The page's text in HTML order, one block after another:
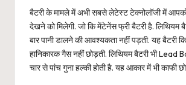
बैटरी के मामले में अभी सबसे लेटेस्ट टेक्नोलॉजी में
देखने को मिलेगी. जो कि मेंटेनेंस फ्री बैटरी है. लिथियम
बार पानी डालने की आवश्यकता नहीं पड़ती. यह बैटरी
हानिकारक गैस नहीं छोड़ती. लिथियम बैटरी भी
चार से पांच गुना हल्की होती है. यह आकार में भी काफी